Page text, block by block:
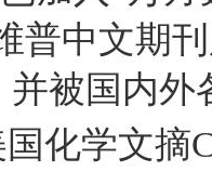
普中文期
并被国内外
国化学文摘